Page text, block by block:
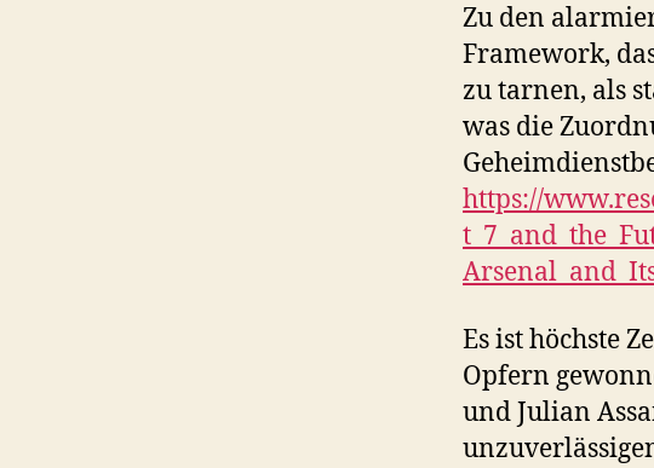
Zu den
Framework,
zu tarnen, als
was die
https://
Es ist höchste
Opfern
und Julian